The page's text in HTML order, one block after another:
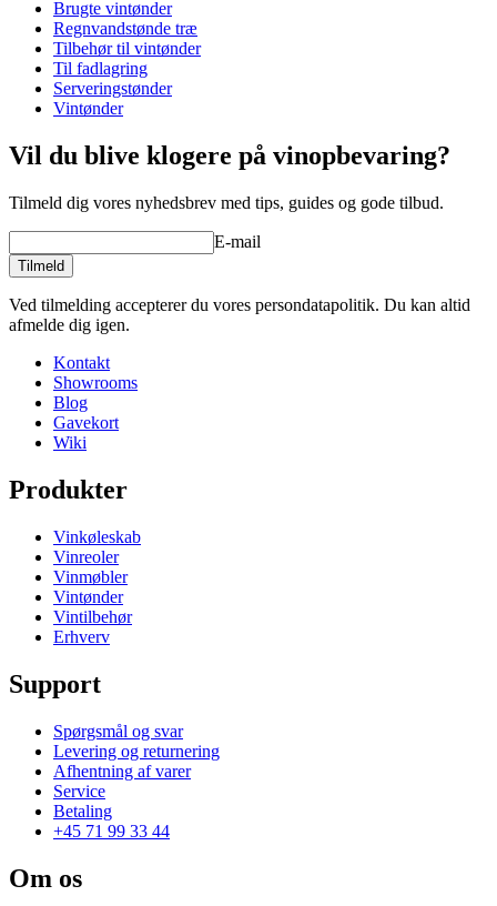
Dimensioner (BxHxD cm)
Vægt (kg)89
Højde (cm)140
Bredde (cm)70
Dybde (cm)
Brugte vintønder
Regnvandstønde træ
Tilbehør til vintønder
Til fadlagring
Serveringstønder
Vintønder
Vil du blive klogere på vinopbevaring?
Tilmeld dig vores nyhedsbrev med tips, guides og gode tilbud.
E-mail
Tilmeld
Ved tilmelding accepterer du vores persondatapolitik. Du kan altid
afmelde dig igen.
Kontakt
Showrooms
Blog
Gavekort
Wiki
Produkter
Vinkøleskab
Vinreoler
Vinmøbler
Vintønder
Vintilbehør
Erhverv
Support
Spørgsmål og svar
Levering og returnering
Afhentning af varer
Service
Betaling
+45 71 99 33 44
Om os